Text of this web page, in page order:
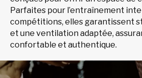
Parfaites pour l’entraînement
compétitions, elles garantissent
et une ventilation adaptée,
confortable et authentique.